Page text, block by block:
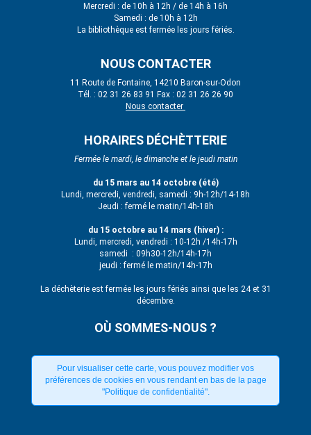
Mercredi : de 10h à 12h / de 14h à 16h
Samedi : de 10h à 12h
La bibliothèque est fermée les jours fériés.
NOUS CONTACTER
11 Route de Fontaine, 14210 Baron-sur-Odon
Tél. : 02 31 26 83 91 Fax : 02 31 26 26 90
Nous contacter
HORAIRES DÉCHÈTTERIE
Fermée le mardi, le dimanche et le jeudi matin
du 15 mars au 14 octobre (été)
Lundi, mercredi, vendredi, samedi : 9h-12h/14-18h
Jeudi : fermé le matin/14h-18h
du 15 octobre au 14 mars (hiver) :
Lundi, mercredi, vendredi : 10-12h /14h-17h
samedi : 09h30-12h/14h-17h
jeudi : fermé le matin/14h-17h
La déchèterie est fermée les jours fériés ainsi que les 24 et 31
décembre.
OÙ SOMMES-NOUS ?
Pour visualiser cette carte, vous pouvez modifier vos
préférences de cookies en vous rendant en bas de la page
"Politique de confidentialité".